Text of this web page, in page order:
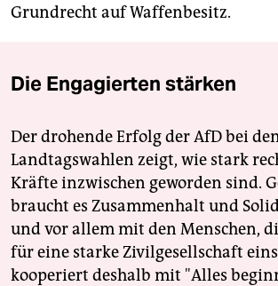
Grundrecht auf Waffenbesitz.
Die Engagierten stärken
Der drohende Erfolg der AfD bei
Landtagswahlen zeigt, wie stark
Kräfte inzwischen geworden sind.
braucht es Zusammenhalt und
und vor allem mit den Menschen,
für eine starke Zivilgesellschaft
kooperiert deshalb mit "Alles